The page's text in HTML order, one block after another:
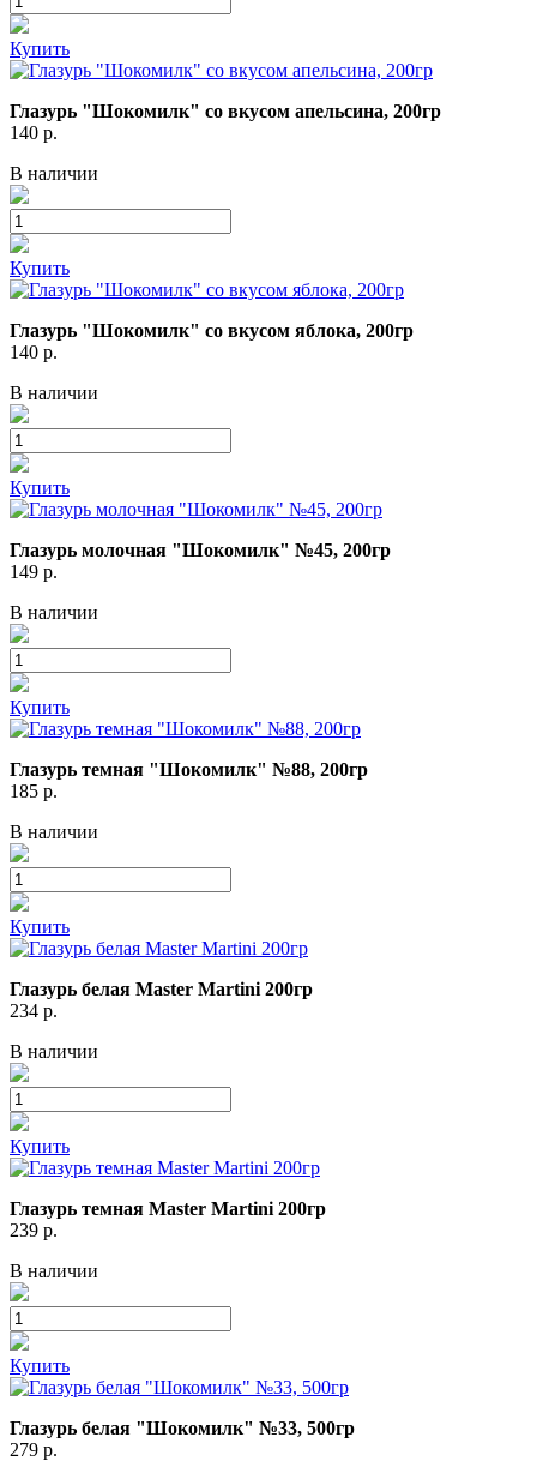
Купить
Глазурь "Шокомилк" со вкусом апельсина, 200гр
140 р.
В наличии
Купить
Глазурь "Шокомилк" со вкусом яблока, 200гр
140 р.
В наличии
Купить
Глазурь молочная "Шокомилк" №45, 200гр
149 р.
В наличии
Купить
Глазурь темная "Шокомилк" №88, 200гр
185 р.
В наличии
Купить
Глазурь белая Master Martini 200гр
234 р.
В наличии
Купить
Глазурь темная Master Martini 200гр
239 р.
В наличии
Купить
Глазурь белая "Шокомилк" №33, 500гр
279 р.